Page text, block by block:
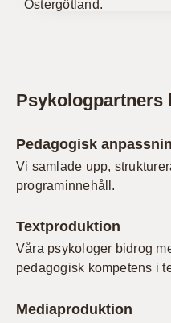
Psykologpartners
Pedagogisk
Vi samlade upp,
programinnehåll.
Textproduktion
Våra psykologer bidrog
pedagogisk kompetens i
Mediaproduktion